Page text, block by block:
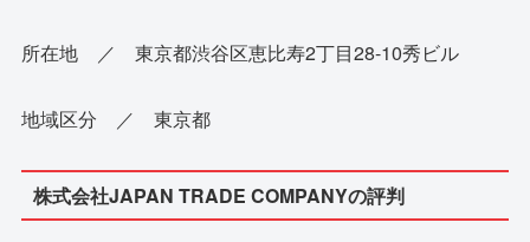
所在地 ／ 東京都渋谷区恵比寿2丁目28-10秀ビル
地域区分 ／ 東京都
株式会社JAPAN TRADE COMPANYの評判